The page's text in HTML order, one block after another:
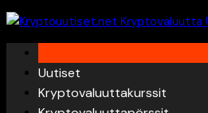
Skip
to
content
Uutiset
Kryptovaluuttakurssit